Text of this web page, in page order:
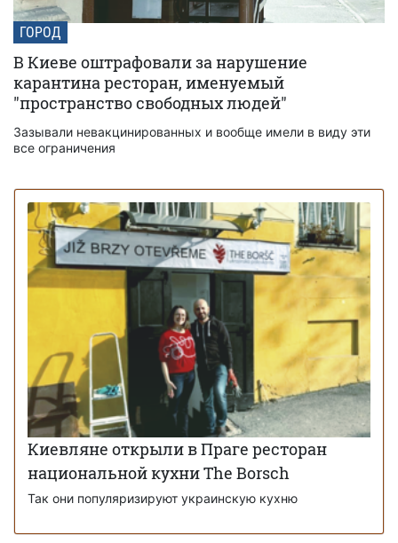
ГОРОД
В Киеве оштрафовали за нарушение
карантина ресторан, именуемый
"пространство свободных людей"
Зазывали невакцинированных и вообще имели в виду эти
все ограничения
Киевляне открыли в Праге ресторан
национальной кухни The Borsch
Так они популяризируют украинскую кухню